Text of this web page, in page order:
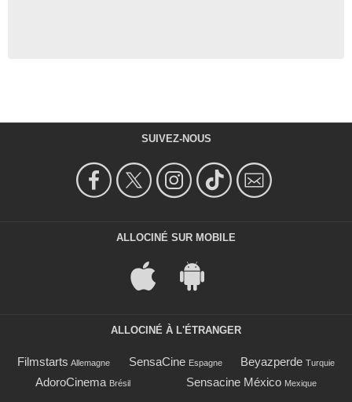
SUIVEZ-NOUS
ALLOCINÉ SUR MOBILE
ALLOCINÉ À L'ÉTRANGER
Filmstarts Allemagne SensaCine Espagne Beyazperde Turquie
AdoroCinema Brésil Sensacine México Mexique